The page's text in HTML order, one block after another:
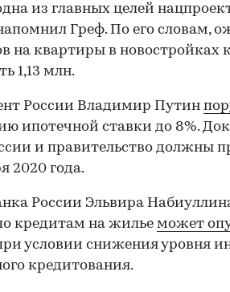
из главных целей
Греф. По его словам,
на квартиры в новостройках
1,13 млн.
России Владимир Путин
ипотечной ставки до 8%.
и правительство должны
2020 года.
России Эльвира
кредитам на жилье может
условии снижения уровня
кредитования.